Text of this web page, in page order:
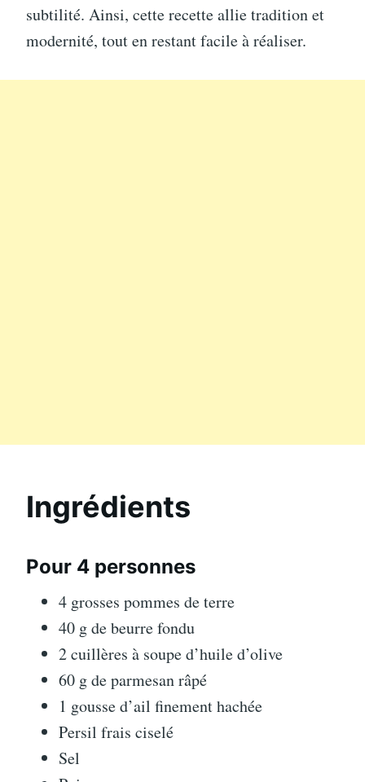
subtilité. Ainsi, cette recette allie tradition et
modernité, tout en restant facile à réaliser.
Ingrédients
Pour 4 personnes
4 grosses pommes de terre
40 g de beurre fondu
2 cuillères à soupe d’huile d’olive
60 g de parmesan râpé
1 gousse d’ail finement hachée
Persil frais ciselé
Sel